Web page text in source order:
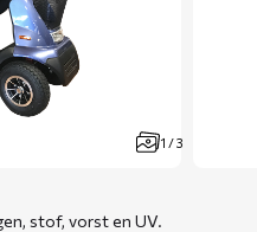
1 / 3
stof, vorst en UV.